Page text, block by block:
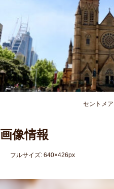
セントメ
画像情報
フルサイズ: 640×426px